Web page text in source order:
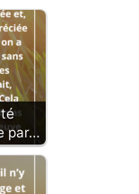
par…